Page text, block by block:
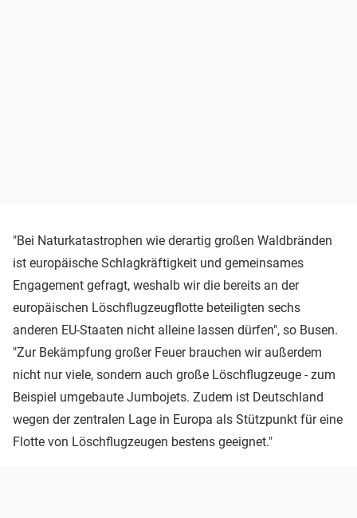
"Bei Naturkatastrophen wie derartig großen Waldbränden
ist europäische Schlagkräftigkeit und gemeinsames
Engagement gefragt, weshalb wir die bereits an der
europäischen Löschflugzeugflotte beteiligten sechs
anderen EU-Staaten nicht alleine lassen dürfen", so Busen.
"Zur Bekämpfung großer Feuer brauchen wir außerdem
nicht nur viele, sondern auch große Löschflugzeuge - zum
Beispiel umgebaute Jumbojets. Zudem ist Deutschland
wegen der zentralen Lage in Europa als Stützpunkt für eine
Flotte von Löschflugzeugen bestens geeignet."